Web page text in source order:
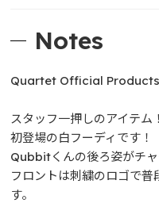
Notes
Quartet Official
スタッフ一押しのアイテム！
初登場の白フーディです！
Qubbitくんの後ろ姿がチャ
フロントは刺繍のロゴで
す。